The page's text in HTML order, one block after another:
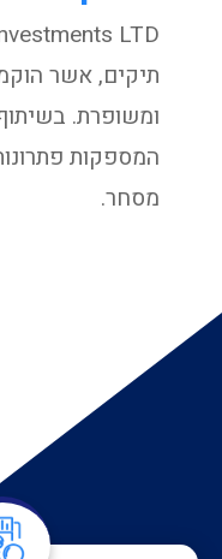
המספקות
מסחר.